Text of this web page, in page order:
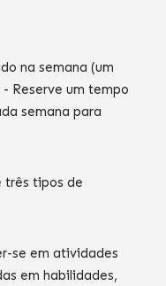
na semana (um
Reserve um tempo
semana para
três tipos de
se em atividades
em habilidades,